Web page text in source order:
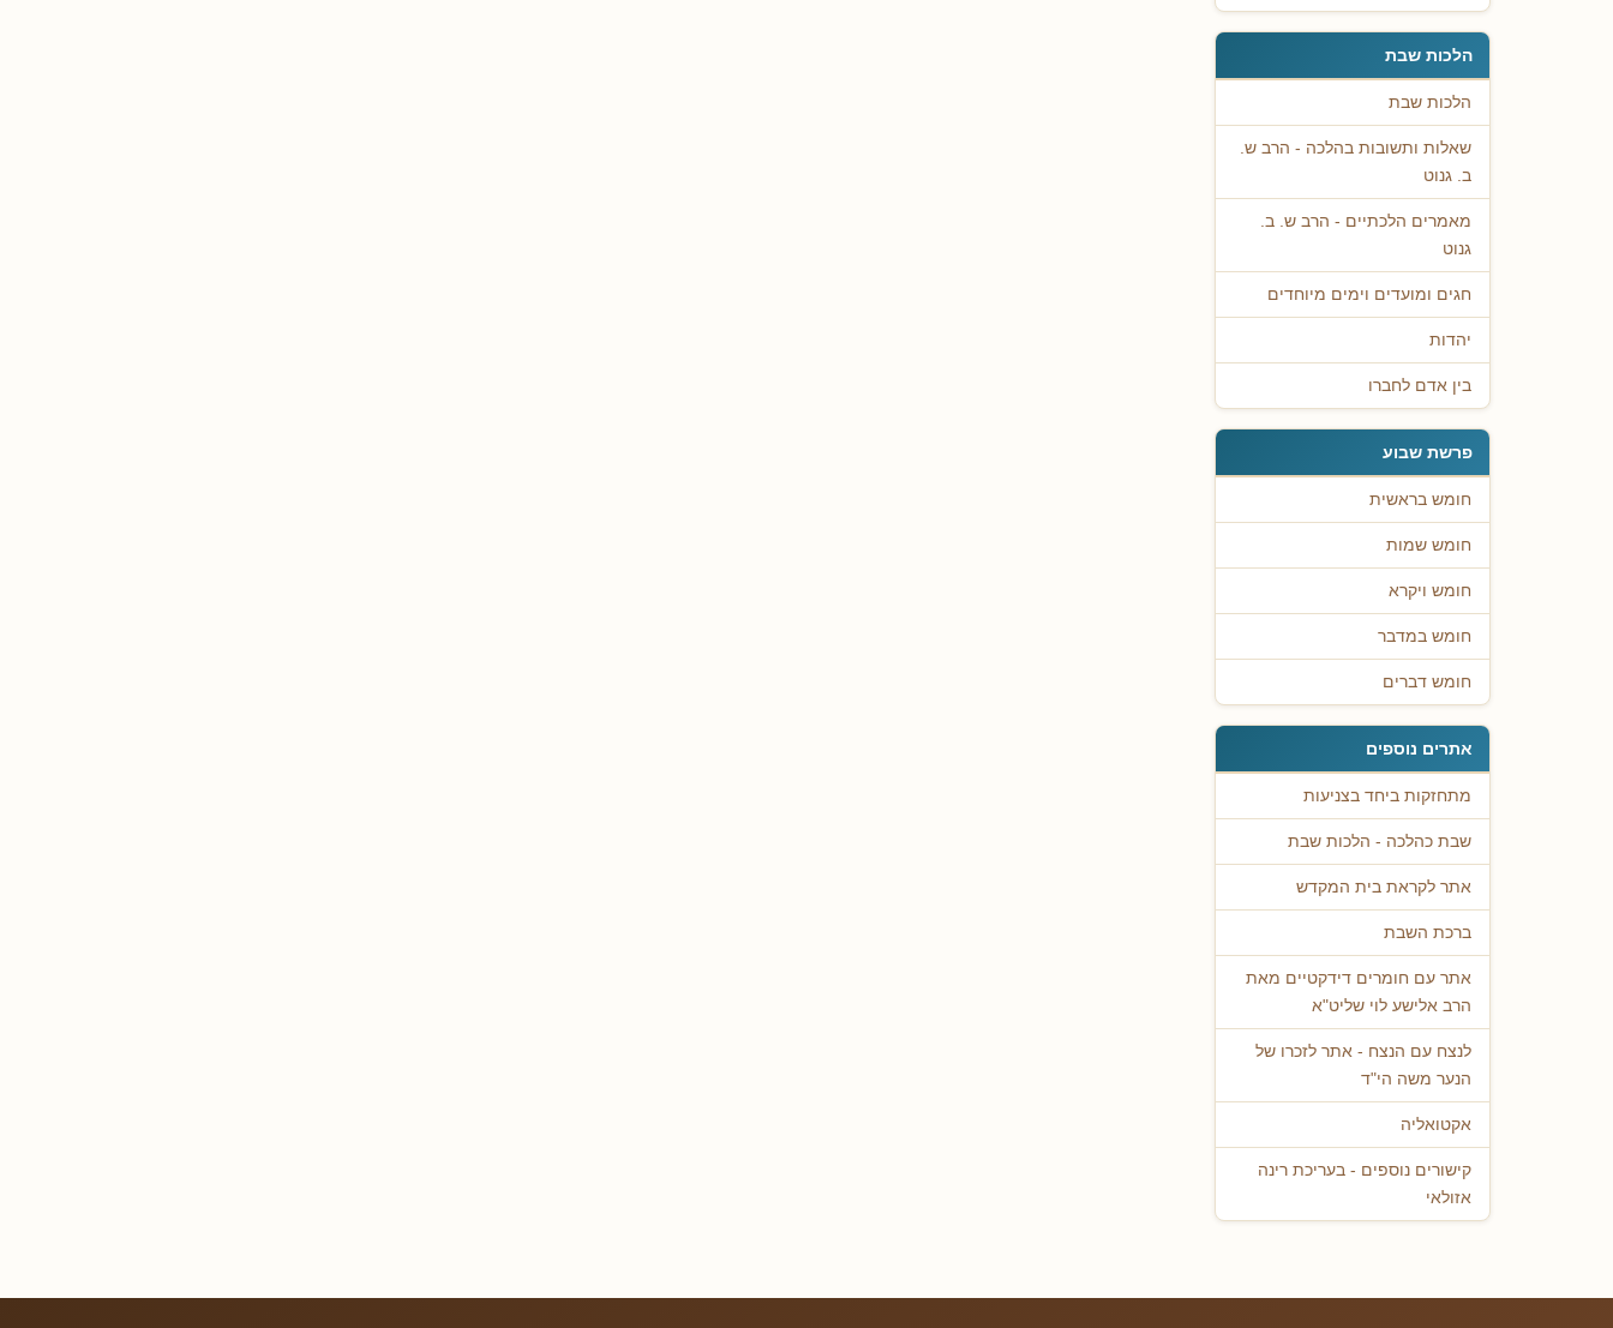
הלכות שבת
הלכות שבת
שאלות ותשובות בהלכה - הרב ש.
ב. גנוט
מאמרים הלכתיים - הרב ש. ב.
גנוט
חגים ומועדים וימים מיוחדים
יהדות
בין אדם לחברו
פרשת שבוע
חומש בראשית
חומש שמות
חומש ויקרא
חומש במדבר
חומש דברים
אתרים נוספים
מתחזקות ביחד בצניעות
שבת כהלכה - הלכות שבת
אתר לקראת בית המקדש
ברכת השבת
אתר עם חומרים דידקטיים מאת
הרב אלישע לוי שליט"א
לנצח עם הנצח - אתר לזכרו של
הנער משה הי"ד
אקטואליה
קישורים נוספים - בעריכת רינה
אזולאי